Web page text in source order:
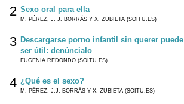
2 Sexo oral para ella
M. PÉREZ, J. J. BORRÁS Y X. ZUBIETA (SOITU.ES)
3 Descargarse porno infantil sin querer puede
ser útil: denúncialo
EUGENIA REDONDO (SOITU.ES)
4 ¿Qué es el sexo?
M. PÉREZ, J.J. BORRÁS Y X. ZUBIETA (SOITU.ES)